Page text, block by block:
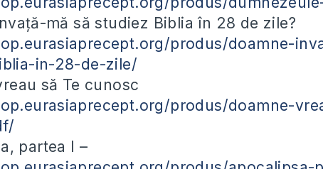
mă să studiez Biblia în 28 de zile?
produs/doamne-
in-28-de-zile/
să Te cunosc
produs/doamne-
partea I –